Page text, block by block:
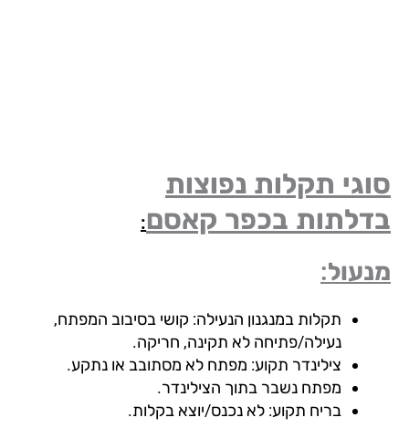
תקלות נפוצות
בכפר קאסם:
תקלות במנגנון הנעילה: קושי בסיבוב המפתח,
נעילה/פתיחה לא תקינה, חריקה.
צילינדר תקוע: מפתח לא מסתובב או נתקע.
מפתח נשבר בתוך הצילינדר.
בריח תקוע: לא נכנס/יוצא בקלות.